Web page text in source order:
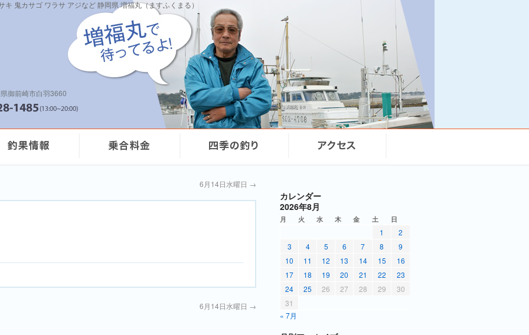
鬼カサゴ ワラサ アジなど 静岡県 増福丸（ますふくまる）
御前崎市白羽3660
6月14日水曜日 →
6月14日水曜日 →
カレンダー
2026年8月
月 火 水 木 金 土 日
« 7月
1
2
3
4 5 6 7 8
9
10
11 12 13 14 15
16
17
18 19 20 21 22
23
24
25 26 27 28 29
30
31